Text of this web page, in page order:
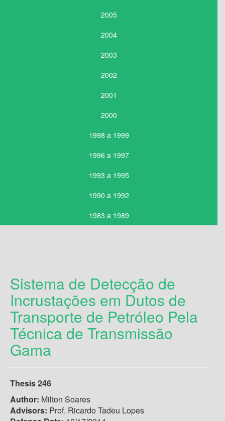
2005
2004
2003
2002
2001
2000
1998 a 1999
1996 a 1997
1993 a 1995
1990 a 1992
1983 a 1989
Sistema de Detecção de
Incrustações em Dutos de
Transporte de Petróleo Pela
Técnica de Transmissão
Gama
Thesis 246
Author: Milton Soares
Advisors: Prof. Ricardo Tadeu Lopes